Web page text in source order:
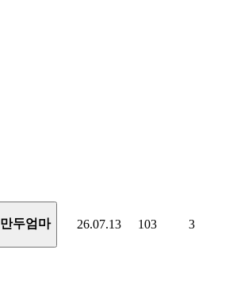
만두엄마 26.07.13 103 3